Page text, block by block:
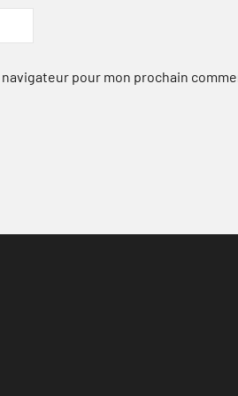
pour mon prochain